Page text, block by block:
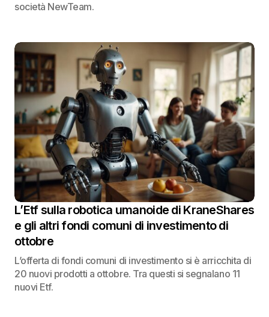
società NewTeam.
L’Etf sulla robotica umanoide di KraneShares
e gli altri fondi comuni di investimento di
ottobre
L’offerta di fondi comuni di investimento si è arricchita di
20 nuovi prodotti a ottobre. Tra questi si segnalano 11
nuovi Etf.